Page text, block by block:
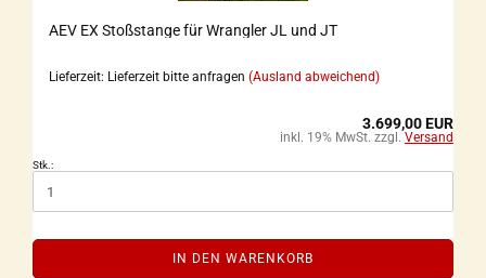
AEV EX Stoßstange für Wrangler JL und JT
Lieferzeit: Lieferzeit bitte anfragen (Ausland abweichend)
3.699,00 EUR
inkl. 19% MwSt. zzgl. Versand
Stk.:
IN DEN WARENKORB